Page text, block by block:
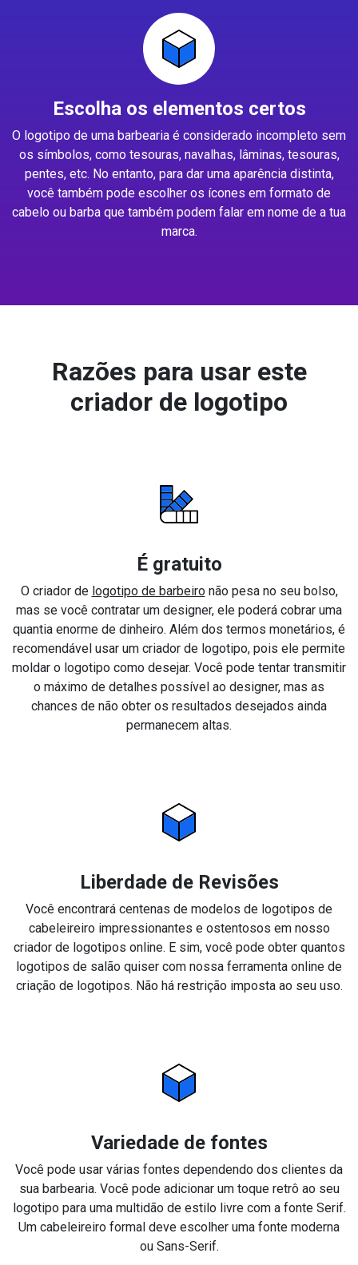
Escolha os elementos certos
O logotipo de uma barbearia é considerado incompleto sem
os símbolos, como tesouras, navalhas, lâminas, tesouras,
pentes, etc. No entanto, para dar uma aparência distinta,
você também pode escolher os ícones em formato de
cabelo ou barba que também podem falar em nome de a tua
marca.
Razões para usar este
criador de logotipo
É gratuito
O criador de logotipo de barbeironão pesa no seu bolso,
mas se você contratar um designer, ele poderá cobrar uma
quantia enorme de dinheiro. Além dos termos monetários, é
recomendável usar um criador de logotipo, pois ele permite
moldar o logotipo como desejar. Você pode tentar transmitir
o máximo de detalhes possível ao designer, mas as
chances de não obter os resultados desejados ainda
permanecem altas.
Liberdade de Revisões
Você encontrará centenas de modelos de logotipos de
cabeleireiro impressionantes e ostentosos em nosso
criador de logotipos online. E sim, você pode obter quantos
logotipos de salão quiser com nossa ferramenta online de
criação de logotipos. Não há restrição imposta ao seu uso.
Variedade de fontes
Você pode usar várias fontes dependendo dos clientes da
sua barbearia. Você pode adicionar um toque retrô ao seu
logotipo para uma multidão de estilo livre com a fonte Serif.
Um cabeleireiro formal deve escolher uma fonte moderna
ou Sans-Serif.